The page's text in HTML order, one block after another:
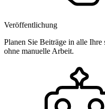
Veröffentlichung
Planen Sie Beiträge in alle
ohne manuelle Arbeit.